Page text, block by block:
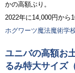
かの高額ぶり。
2022年に14,000円から
ホグワーツ魔法魔術学
ユニバの高額お
るみ特大サイズ